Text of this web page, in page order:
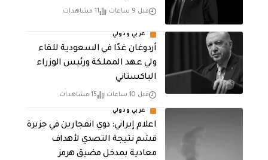
قبل 9 ساعات 11 مشاهدات
عربي ودولي
أردوغان غدًا في السعودية للقاء
ولي عهد المملكة ورئيس الوزراء
الباكستاني
قبل 10 ساعات 15 مشاهدات
عربي ودولي
اعلام إيراني: دوي انفجارين في جزيرة
قشم نتيجة التصدي لأهداف
معادية بمدخل مضيق هرمز